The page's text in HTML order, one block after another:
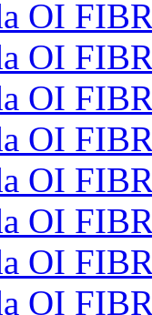
OI
OI
OI
OI
OI
OI
OI
OI